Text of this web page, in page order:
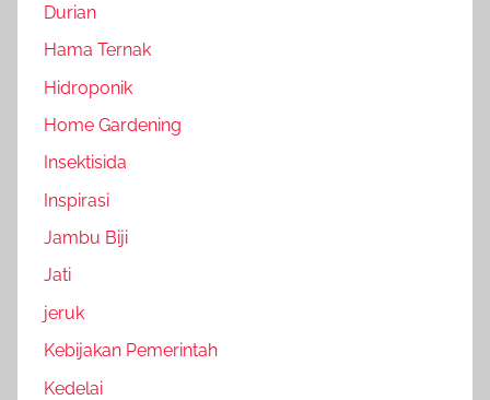
Durian
Hama Ternak
Hidroponik
Home Gardening
Insektisida
Inspirasi
Jambu Biji
Jati
jeruk
Kebijakan Pemerintah
Kedelai